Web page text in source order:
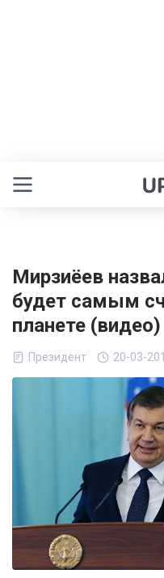
Мирзиёев
будет самым
планете (видео)
Президент 20-03-